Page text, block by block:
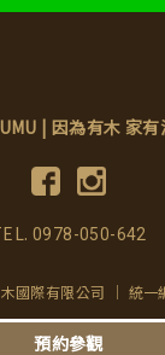
| 因為有木 家有
0978-050-642
國際有限公司 ｜ 統一
預約參觀